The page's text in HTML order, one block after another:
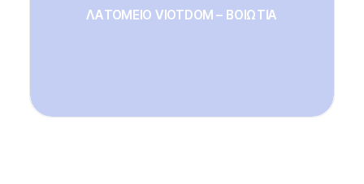
ΛΑΤΟΜΕΙΟ VIOTDOM – ΒΟΙΩΤΙΑ